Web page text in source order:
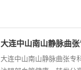
大连中山南山静脉曲
大连中山南山静脉曲张专